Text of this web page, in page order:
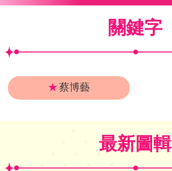
關鍵字
★蔡博藝
最新圖輯